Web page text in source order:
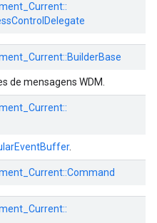
BuilderBase
de mensagens WDM.
.
Command